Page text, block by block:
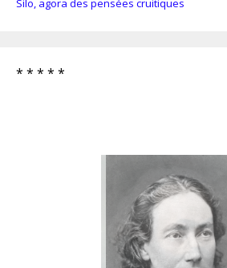
Silo, agora des pensées cruitiques
* * * * *